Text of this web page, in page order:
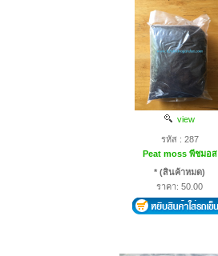
view
รหัส : 287
Peat moss พีชมอส
* (สินค้าหมด)
ราคา: 50.00